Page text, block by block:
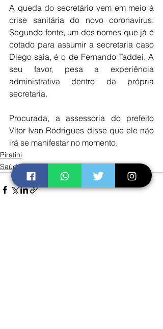
A queda do secretário vem em meio à
crise sanitária do novo coronavírus.
Segundo fonte, um dos nomes que já é
cotado para assumir a secretaria caso
Diego saia, é o de Fernando Taddei. A
seu favor, pesa a experiência
administrativa dentro da própria
secretaria.
Procurada, a assessoria do prefeito
Vitor Ivan Rodrigues disse que ele não
irá se manifestar no momento.
Piratini
Saúde